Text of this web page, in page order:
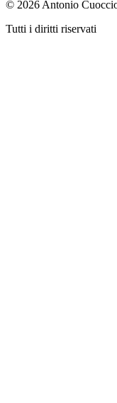
© 2026 Antonio
Tutti i diritti riservati